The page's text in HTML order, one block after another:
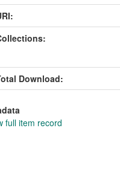
Download:
full item record